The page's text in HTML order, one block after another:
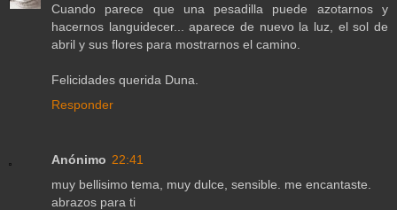
Cuando parece que una pesadilla puede azotarnos y
hacernos languidecer... aparece de nuevo la luz, el sol de
abril y sus flores para mostrarnos el camino.
Felicidades querida Duna.
Responder
Anónimo 22:41
muy bellisimo tema, muy dulce, sensible. me encantaste.
abrazos para ti